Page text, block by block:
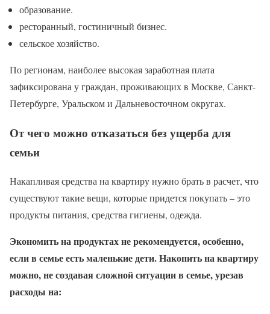
образование.
ресторанный, гостиничный бизнес.
сельское хозяйство.
По регионам, наиболее высокая заработная плата
зафиксирована у граждан, проживающих в Москве, Санкт-
Петербурге, Уральском и Дальневосточном округах.
От чего можно отказаться без ущерба для
семьи
Накапливая средства на квартиру нужно брать в расчет, что
существуют такие вещи, которые придется покупать – это
продукты питания, средства гигиены, одежда.
Экономить на продуктах не рекомендуется, особенно,
если в семье есть маленькие дети. Накопить на квартиру
можно, не создавая сложной ситуации в семье, урезав
расходы на: